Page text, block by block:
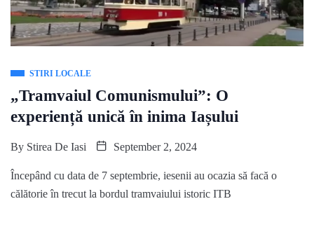
STIRI LOCALE
„Tramvaiul Comunismului”: O
experiență unică în inima Iașului
By Stirea De Iasi September 2, 2024
Începând cu data de 7 septembrie, iesenii au ocazia să facă o
călătorie în trecut la bordul tramvaiului istoric ITB